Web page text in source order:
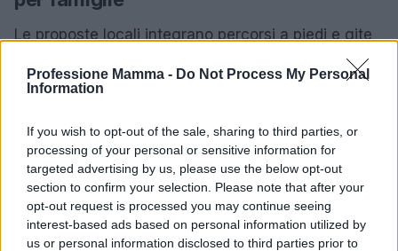
Professione Mamma - Do Not Process My Personal
Information
If you wish to opt-out of the sale, sharing to third parties, or
processing of your personal or sensitive information for
targeted advertising by us, please use the below opt-out
section to confirm your selection. Please note that after your
opt-out request is processed you may continue seeing
interest-based ads based on personal information utilized by
us or personal information disclosed to third parties prior to
Le proposte locali integrano percorsi a piedi e gite
guidate con operatori convenzionati. Marco Santini,
ex Deutsche Bank e analista fintech, osserva che
programmazione e ladue diligencesugli operatori
siano decisive per la sicurezza. I programmi
variano in base alla stagionalità e alle condizioni
meteo, con escursioni più impegnative soggette a
requisiti specifici degli organizzatori.